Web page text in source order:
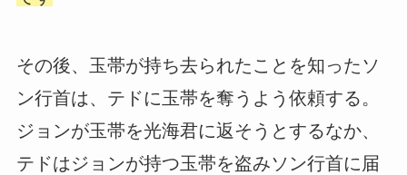
その後、玉帯が持ち去られたことを知ったソ
ン行首は、テドに玉帯を奪うよう依頼する。
ジョンが玉帯を光海君に返そうとするなか、
テドはジョンが持つ玉帯を盗みソン行首に届